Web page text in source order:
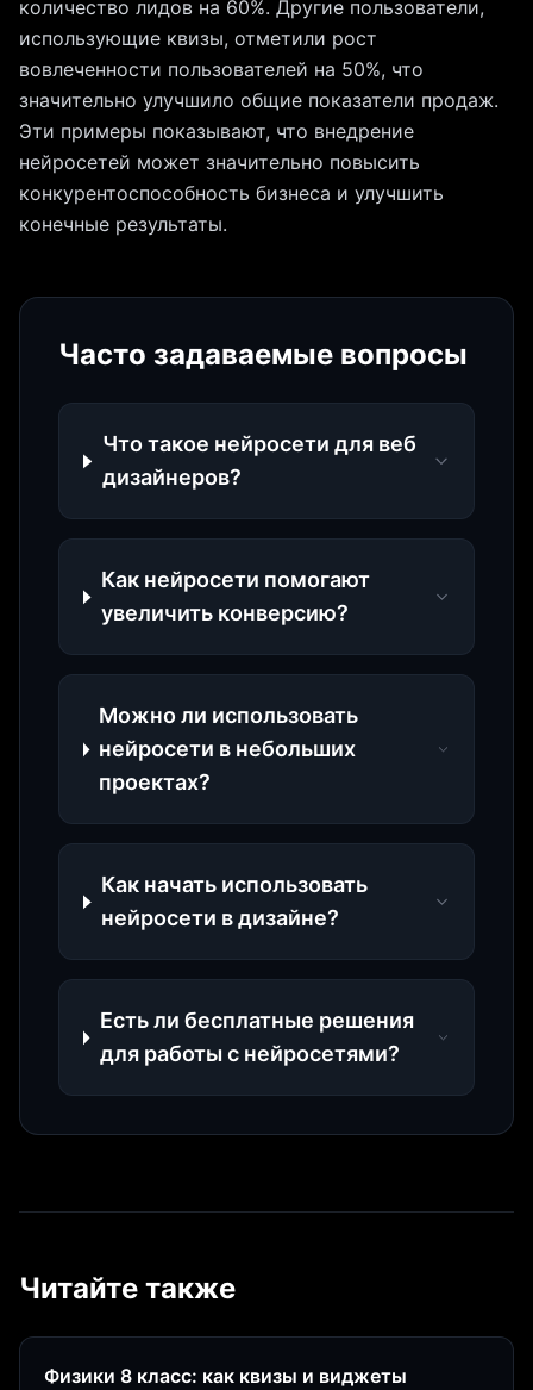
количество лидов на 60%. Другие пользователи,
использующие квизы, отметили рост
вовлеченности пользователей на 50%, что
значительно улучшило общие показатели продаж.
Эти примеры показывают, что внедрение
нейросетей может значительно повысить
конкурентоспособность бизнеса и улучшить
конечные результаты.
Часто задаваемые вопросы
Что такое нейросети для веб
дизайнеров?
Как нейросети помогают
увеличить конверсию?
Можно ли использовать
нейросети в небольших
проектах?
Как начать использовать
нейросети в дизайне?
Есть ли бесплатные решения
для работы с нейросетями?
Читайте также
Физики 8 класс: как квизы и виджеты